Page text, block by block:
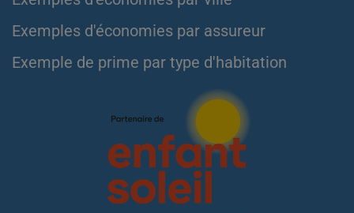
Exemples d'économies par assureur
Exemple de prime par type d'habitation